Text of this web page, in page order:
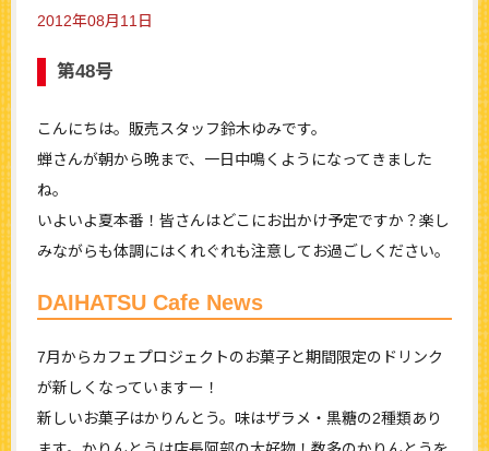
2012年08月11日
第48号
こんにちは。販売スタッフ鈴木ゆみです。
蝉さんが朝から晩まで、一日中鳴くようになってきました
ね。
いよいよ夏本番！皆さんはどこにお出かけ予定ですか？楽し
みながらも体調にはくれぐれも注意してお過ごしください。
DAIHATSU Cafe News
7月からカフェプロジェクトのお菓子と期間限定のドリンク
が新しくなっていますー！
新しいお菓子はかりんとう。味はザラメ・黒糖の2種類あり